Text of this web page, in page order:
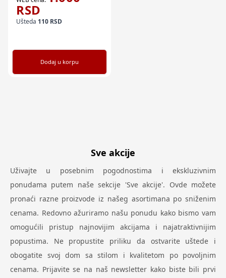
RSD
Ušteda 110 RSD
Dodaj u korpu
Sve akcije
Uživajte u posebnim pogodnostima i ekskluzivnim
ponudama putem naše sekcije 'Sve akcije'. Ovde možete
pronaći razne proizvode iz našeg asortimana po sniženim
cenama. Redovno ažuriramo našu ponudu kako bismo vam
omogućili pristup najnovijim akcijama i najatraktivnijim
popustima. Ne propustite priliku da ostvarite uštede i
obogatite svoj dom sa stilom i kvalitetom po povoljnim
cenama. Prijavite se na naš newsletter kako biste bili prvi